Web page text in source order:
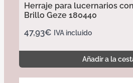
Herraje para lucernarios
Brillo Geze 180440
47,93€ IVA incluido
Añadir a la